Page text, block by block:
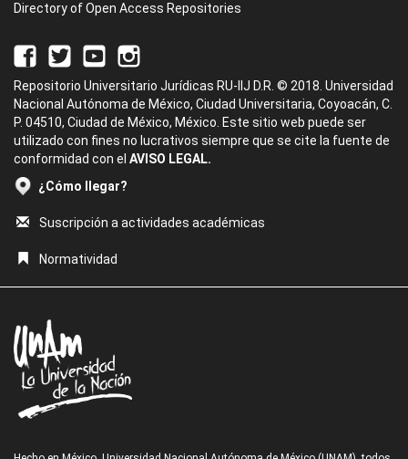
Directory of Open Access Repositories
Repositorio Universitario Jurídicas RU-IIJ D.R. © 2018. Universidad
Nacional Autónoma de México, Ciudad Universitaria, Coyoacán, C.
P. 04510, Ciudad de México, México. Este sitio web puede ser
utilizado con fines no lucrativos siempre que se cite la fuente de
conformidad con el AVISO LEGAL.
¿Cómo llegar?
Suscripción a actividades académicas
Normatividad